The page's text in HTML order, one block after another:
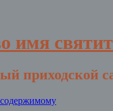
имя
приходской